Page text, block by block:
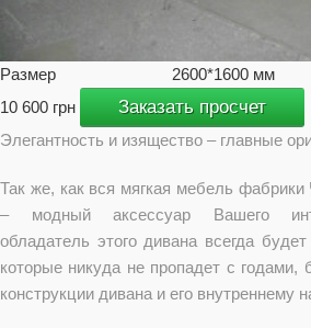
Размер
2600*1600 мм
10 600 грн
Заказать просчет
Элегантность и изящество – главные
Так же, как вся мягкая мебель
– модный аксессуар Вашего
обладатель этого дивана всегда
которые никуда не пропадет с годами,
конструкции дивана и его внутреннему